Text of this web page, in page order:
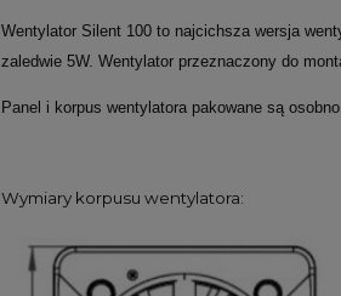
Wentylator Silent 100 to najcichsza wersja
zaledwie 5W. Wentylator przeznaczony do
Panel i korpus wentylatora pakowane są
Wymiary korpusu wentylatora: